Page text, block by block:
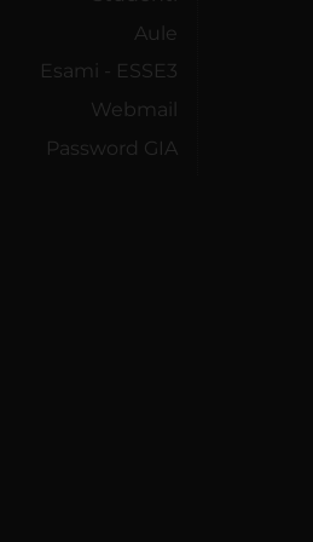
Aule
Esami - ESSE3
Webmail
Password GIA